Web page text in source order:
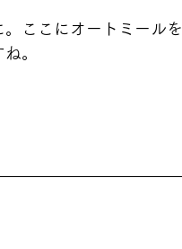
ここにオートミールを
。